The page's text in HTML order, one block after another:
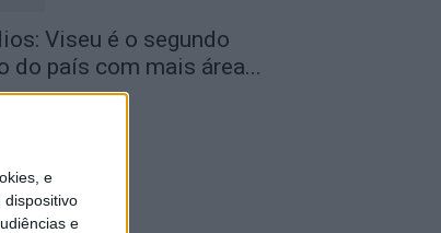
e
dispositivo
e
Viseu é o segundo
do país com mais área...
2026